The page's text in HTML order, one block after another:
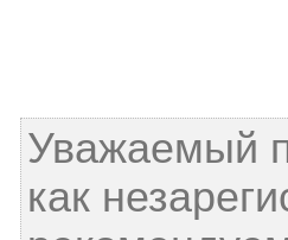
Уважаемый
как